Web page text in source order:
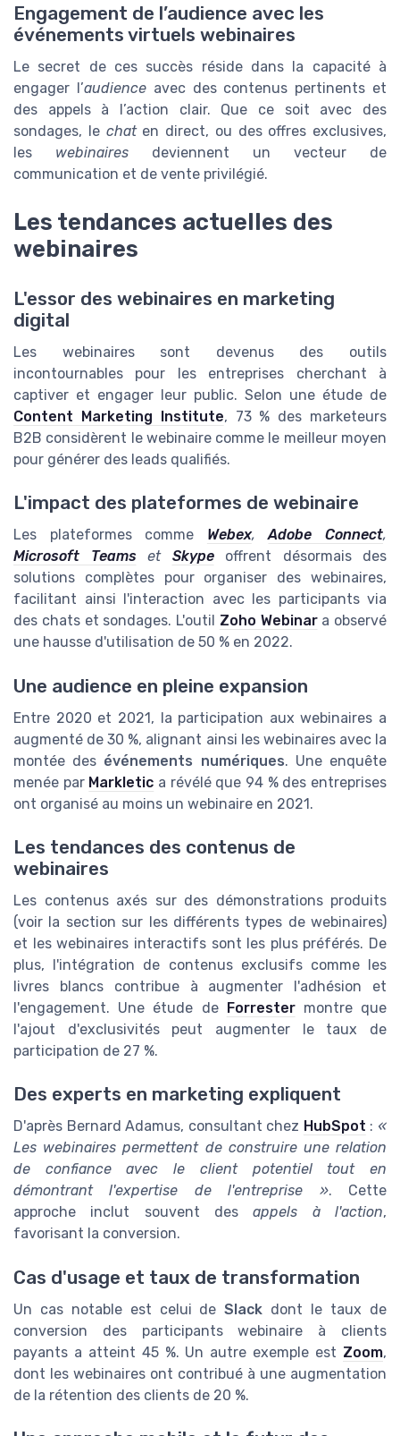
Engagement de l’audience avec les
événements virtuels webinaires
Le secret de ces succès réside dans la capacité à
engager l’audienceavec des contenus pertinents et
des appels à l’action clair. Que ce soit avec des
sondages, le chaten direct, ou des offres exclusives,
les webinaires deviennent un vecteur de
communication et de vente privilégié.
Les tendances actuelles des
webinaires
L'essor des webinaires en marketing
digital
Les webinaires sont devenus des outils
incontournables pour les entreprises cherchant à
captiver et engager leur public. Selon une étude de
Content Marketing Institute, 73 % des marketeurs
B2B considèrent le webinaire comme le meilleur moyen
pour générer des leads qualifiés.
L'impact des plateformes de webinaire
Les plateformes comme Webex,Adobe Connect,
Microsoft Teams et Skypeoffrent désormais des
solutions complètes pour organiser des webinaires,
facilitant ainsi l'interaction avec les participants via
des chats et sondages. L'outil Zoho Webinara observé
une hausse d'utilisation de 50 % en 2022.
Une audience en pleine expansion
Entre 2020 et 2021, la participation aux webinaires a
augmenté de 30 %, alignant ainsi les webinaires avec la
montée des événements numériques. Une enquête
menée par Markletic a révélé que 94 % des entreprises
ont organisé au moins un webinaire en 2021.
Les tendances des contenus de
webinaires
Les contenus axés sur des démonstrations produits
(voir la section sur les différents types de webinaires)
et les webinaires interactifs sont les plus préférés. De
plus, l'intégration de contenus exclusifs comme les
livres blancs contribue à augmenter l'adhésion et
l'engagement. Une étude de Forrestermontre que
l'ajout d'exclusivités peut augmenter le taux de
participation de 27 %.
Des experts en marketing expliquent
D'après Bernard Adamus, consultant chez HubSpot : «
Les webinaires permettent de construire une relation
de confiance avec le client potentiel tout en
démontrant l'expertise de l'entreprise ». Cette
approche inclut souvent desappels à l'action,
favorisant la conversion.
Cas d'usage et taux de transformation
Un cas notable est celui deSlack dont le taux de
conversion des participants webinaire à clients
payants a atteint 45 %. Un autre exemple est Zoom,
dont les webinaires ont contribué à une augmentation
de la rétention des clients de 20 %.